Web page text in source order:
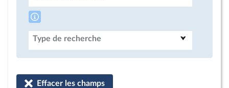
Type de recherche
Effacer les champs